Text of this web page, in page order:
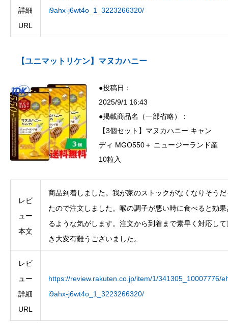
詳細
URL
i9ahx-j6wt4o_1_3223266320/
【ユニマットリケン】マヌカハニー
●投稿日：
2025/9/1 16:43
●掲載商品名（一部省略）：
【3個セット】マヌカハニー キャン
ディ MGO550＋ ニュージーランド産
10粒入
レビ
ュー
本文
商品到着しました。我が家のストックがなくなりそうだ
たので注文しました。喉の調子が悪い時に食べると効果
るような気がします。注文から到着まで素早く対応して
き大変有難うございました。
レビ
ュー
詳細
URL
https://review.rakuten.co.jp/item/1/341305_10007776/
i9ahx-j6wt4o_1_3223266320/